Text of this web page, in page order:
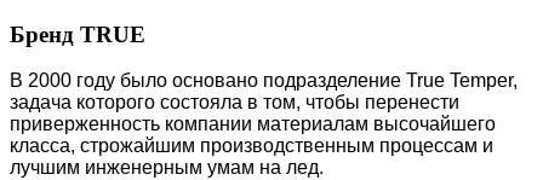
Бренд TRUE
В 2000 году было основано подразделение True Temper,
задача которого состояла в том, чтобы перенести
приверженность компании материалам высочайшего
класса, строжайшим производственным процессам и
лучшим инженерным умам на лед.